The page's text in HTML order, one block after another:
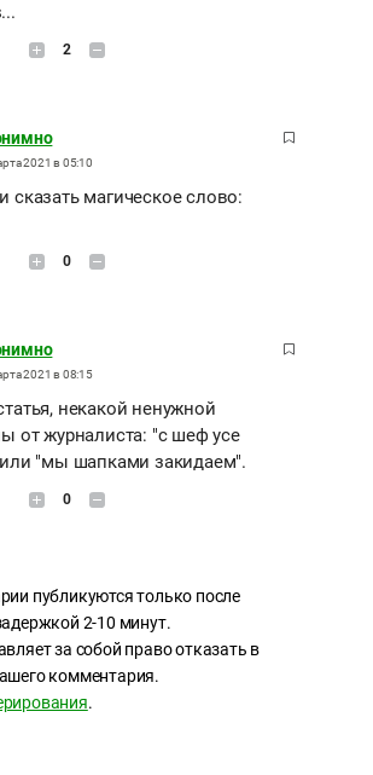
2
2021 в 05:10
сказать магическое слово:
0
2021 в 08:15
некакой ненужной
от журналиста: "с шеф усе
"мы шапками закидаем".
0
публикуются только после
2-10 минут.
за собой право отказать в
комментария.
.